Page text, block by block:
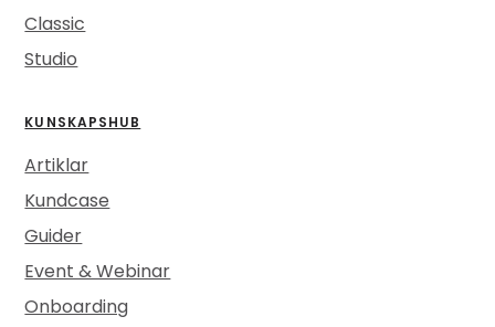
Classic
Studio
KUNSKAPSHUB
Artiklar
Kundcase
Guider
Event & Webinar
Onboarding